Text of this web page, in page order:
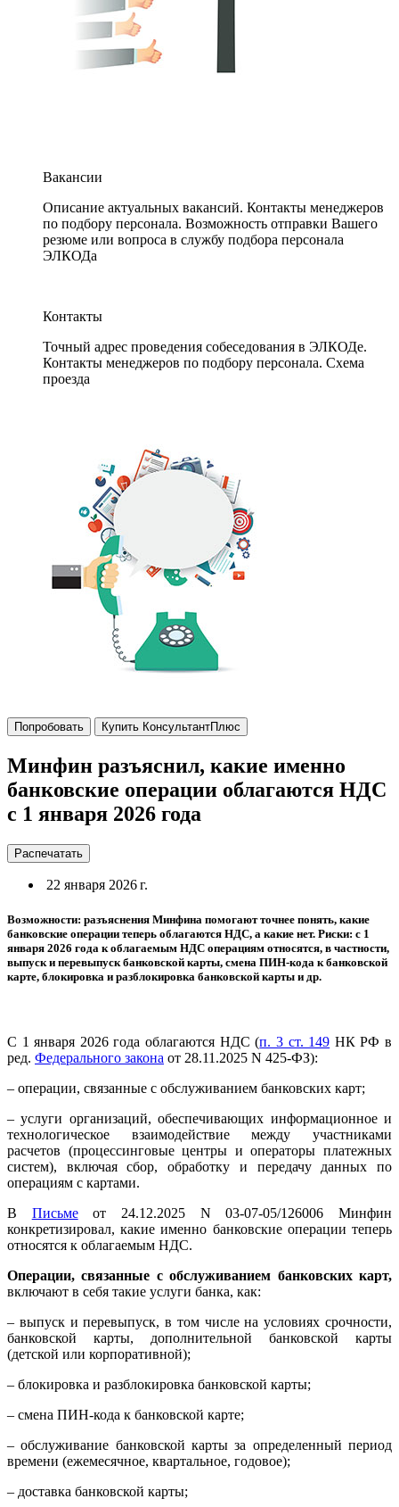
Вакансии
Описание актуальных вакансий. Контакты менеджеров
по подбору персонала. Возможность отправки Вашего
резюме или вопроса в службу подбора персонала
ЭЛКОДа
Контакты
Точный адрес проведения собеседования в ЭЛКОДе.
Контакты менеджеров по подбору персонала. Схема
проезда
Попробовать Купить КонсультантПлюс
Минфин разъяснил, какие именно
банковские операции облагаются НДС
с 1 января 2026 года
Распечатать
22 января 2026 г.
Возможности: разъяснения Минфина помогают точнее понять, какие
банковские операции теперь облагаются НДС, а какие нет. Риски: с 1
января 2026 года к облагаемым НДС операциям относятся, в частности,
выпуск и перевыпуск банковской карты, смена ПИН-кода к банковской
карте, блокировка и разблокировка банковской карты и др.
С 1 января 2026 года облагаются НДС (п. 3 ст. 149 НК РФ в
ред. Федерального закона от 28.11.2025 N 425-ФЗ):
– операции, связанные с обслуживанием банковских карт;
– услуги организаций, обеспечивающих информационное и
технологическое взаимодействие между участниками
расчетов (процессинговые центры и операторы платежных
систем), включая сбор, обработку и передачу данных по
операциям с картами.
В Письмеот 24.12.2025 N 03-07-05/126006 Минфин
конкретизировал, какие именно банковские операции теперь
относятся к облагаемым НДС.
Операции, связанные с обслуживанием банковских карт,
включают в себя такие услуги банка, как:
– выпуск и перевыпуск, в том числе на условиях срочности,
банковской карты, дополнительной банковской карты
(детской или корпоративной);
– блокировка и разблокировка банковской карты;
– смена ПИН-кода к банковской карте;
– обслуживание банковской карты за определенный период
времени (ежемесячное, квартальное, годовое);
– доставка банковской карты;